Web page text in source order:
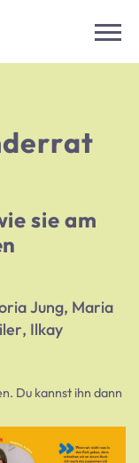
sie am
Jung, Maria
Ilkay
Du kannst ihn dann